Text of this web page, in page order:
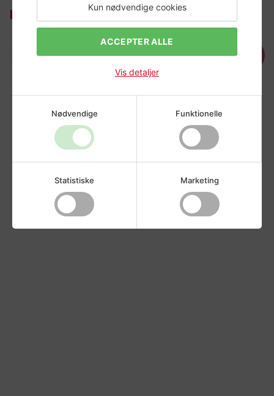
Kun nødvendige cookies
ACCEPTER ALLE
Vis detaljer
Nødvendige Funktionelle
Statistiske Marketing
Log ind for at se priser
Læg i kurv